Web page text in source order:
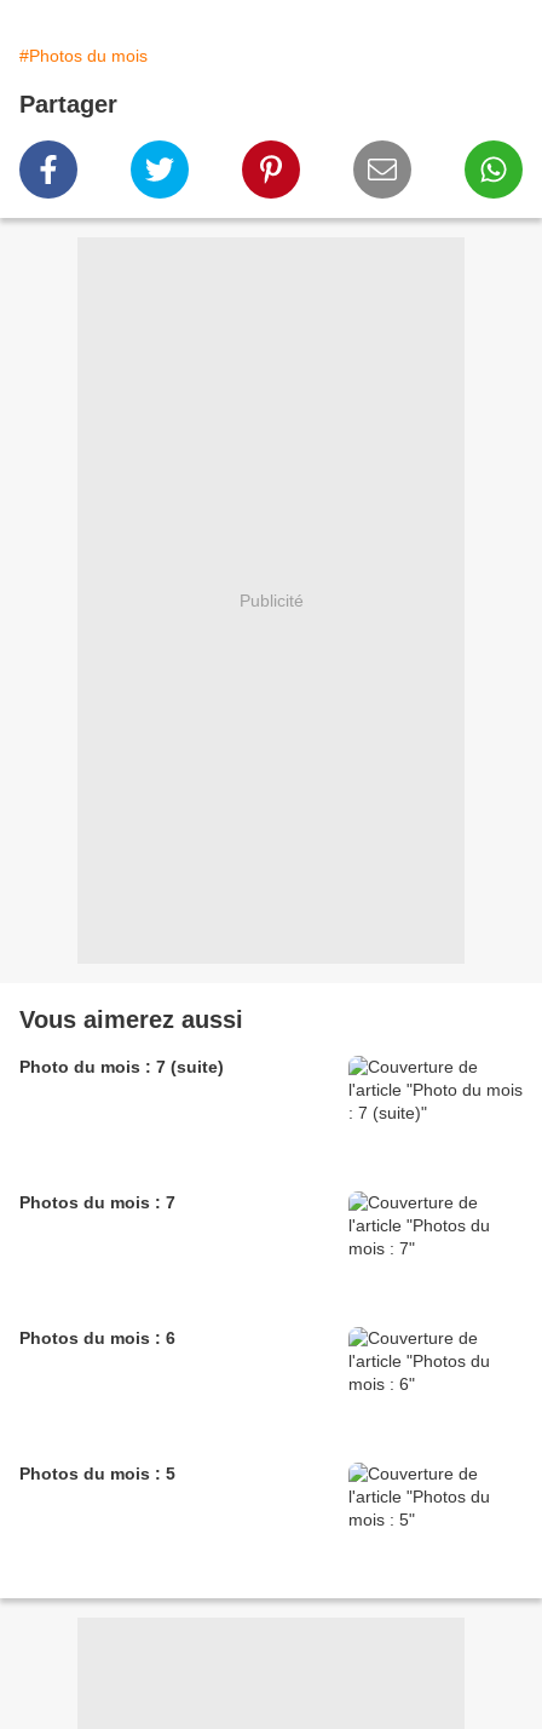
#Photos du mois
Partager
Publicité
Vous aimerez aussi
Photo du mois : 7 (suite)
Photos du mois : 7
Photos du mois : 6
Photos du mois : 5